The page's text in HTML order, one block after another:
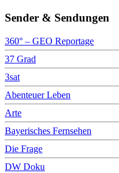
Sender & Sendungen
360° – GEO Reportage
37 Grad
3sat
Abenteuer Leben
Arte
Bayerisches Fernsehen
Die Frage
DW Doku